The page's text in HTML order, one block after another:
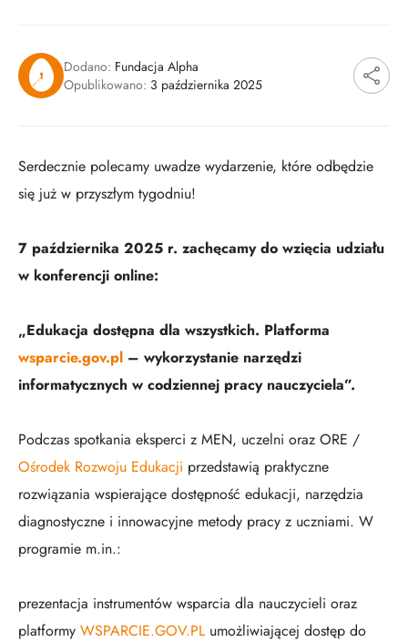
Dodano: Fundacja Alpha
Opublikowano: 3 października 2025
Serdecznie polecamy uwadze wydarzenie, które odbędzie
się już w przyszłym tygodniu!
7 października 2025 r. zachęcamy do wzięcia udziału
w konferencji online:
„Edukacja dostępna dla wszystkich. Platforma
wsparcie.gov.pl – wykorzystanie narzędzi
informatycznych w codziennej pracy nauczyciela”.
Podczas spotkania eksperci z MEN, uczelni oraz ORE /
Ośrodek Rozwoju Edukacji przedstawią praktyczne
rozwiązania wspierające dostępność edukacji, narzędzia
diagnostyczne i innowacyjne metody pracy z uczniami. W
programie m.in.:
prezentacja instrumentów wsparcia dla nauczycieli oraz
platformy WSPARCIE.GOV.PL umożliwiającej dostęp do